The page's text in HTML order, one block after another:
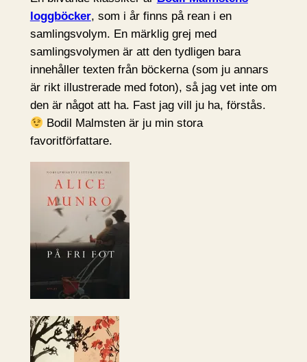
loggböcker, som i år finns på rean i en
samlingsvolym. En märklig grej med
samlingsvolymen är att den tydligen bara
innehåller texten från böckerna (som ju annars
är rikt illustrerade med foton), så jag vet inte om
den är något att ha. Fast jag vill ju ha, förstås.
Bodil Malmsten är ju min stora
favoritförfattare.